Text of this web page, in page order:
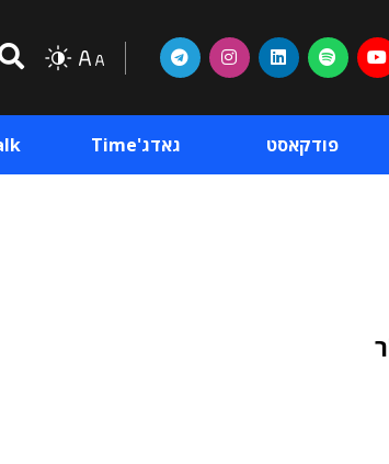
פודקאסט גאדג'Time